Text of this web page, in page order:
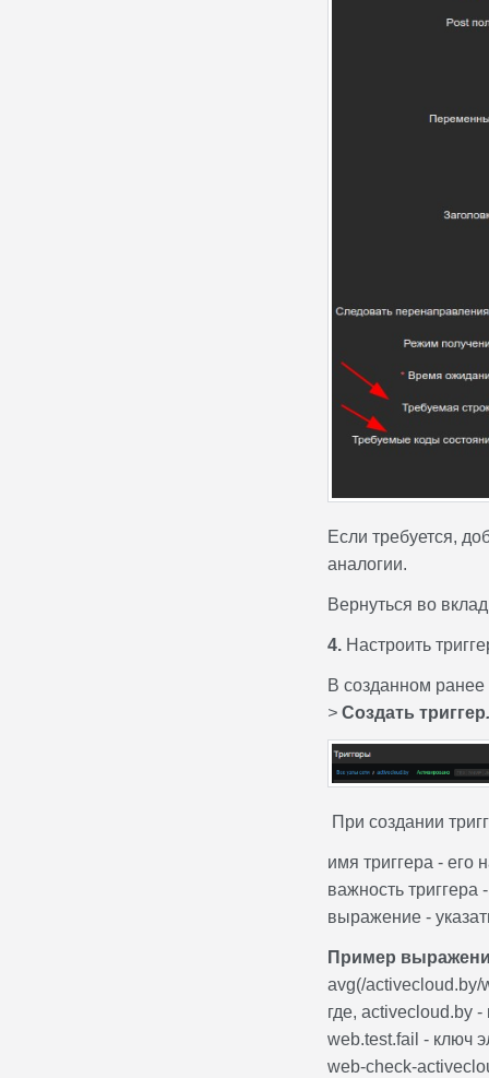
Если требуется,
аналогии.
Вернуться во
4.Настроить
В созданном ранее
> Создать триггер.
При создании
имя триггера - его
важность
выражение -
Пример
avg(/activecloud.by/
где, activecloud.by -
web.test.fail - ключ
web-check-